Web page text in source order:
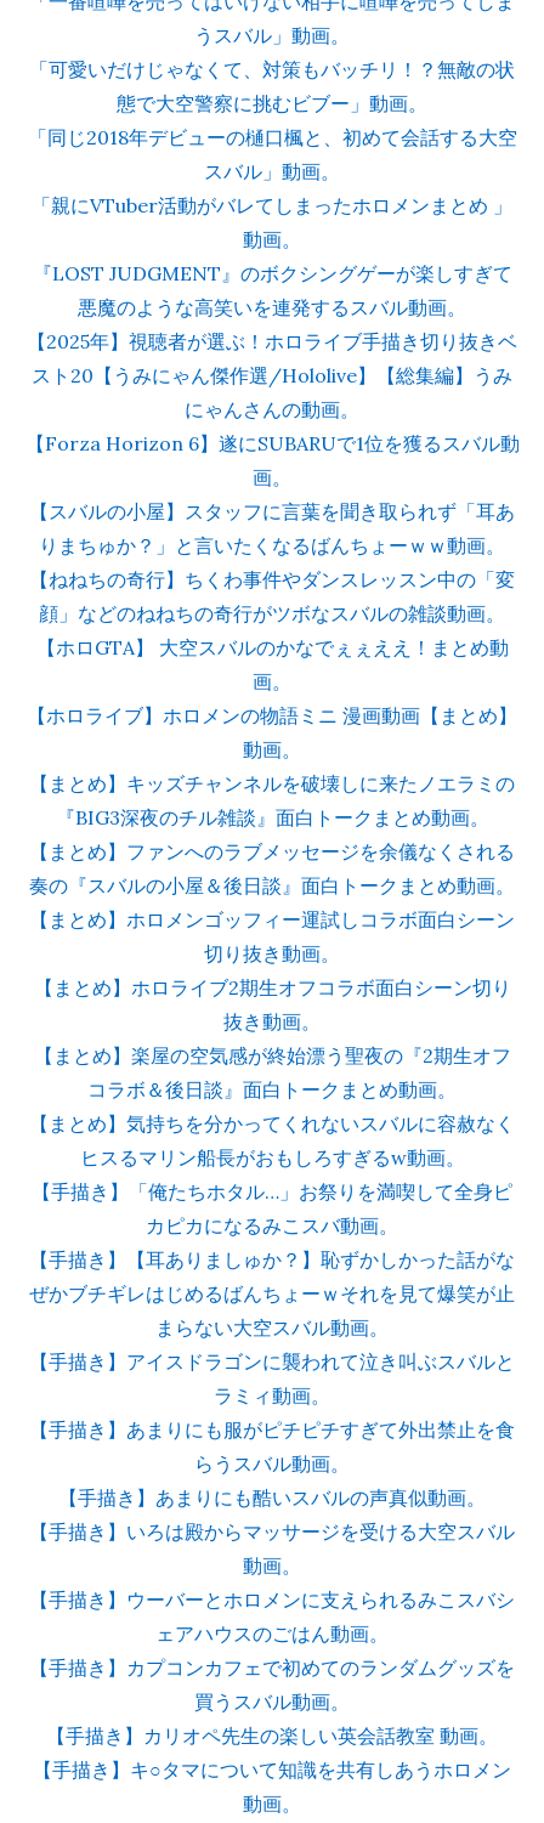
うスバル」動画。
「可愛いだけじゃなくて、対策もバッチリ！？無敵の状
態で大空警察に挑むビブー」動画。
「同じ2018年デビューの樋口楓と、初めて会話する大空
スバル」動画。
「親にVTuber活動がバレてしまったホロメンまとめ 」
動画。
『LOST JUDGMENT』のボクシングゲーが楽しすぎて
悪魔のような高笑いを連発するスバル動画。
【2025年】視聴者が選ぶ！ホロライブ手描き切り抜きベ
スト20【うみにゃん傑作選/Hololive】【総集編】うみ
にゃんさんの動画。
【Forza Horizon 6】遂にSUBARUで1位を獲るスバル動
画。
【スバルの小屋】スタッフに言葉を聞き取られず「耳あ
りまちゅか？」と言いたくなるばんちょーｗｗ動画。
【ねねちの奇行】ちくわ事件やダンスレッスン中の「変
顔」などのねねちの奇行がツボなスバルの雑談動画。
【ホロGTA】 大空スバルのかなでぇぇええ！まとめ動
画。
【ホロライブ】ホロメンの物語ミニ 漫画動画【まとめ】
動画。
【まとめ】キッズチャンネルを破壊しに来たノエラミの
『BIG3深夜のチル雑談』面白トークまとめ動画。
【まとめ】ファンへのラブメッセージを余儀なくされる
奏の『スバルの小屋＆後日談』面白トークまとめ動画。
【まとめ】ホロメンゴッフィー運試しコラボ面白シーン
切り抜き動画。
【まとめ】ホロライブ2期生オフコラボ面白シーン切り
抜き動画。
【まとめ】楽屋の空気感が終始漂う聖夜の『2期生オフ
コラボ＆後日談』面白トークまとめ動画。
【まとめ】気持ちを分かってくれないスバルに容赦なく
ヒスるマリン船長がおもしろすぎるw動画。
【手描き】「俺たちホタル…」お祭りを満喫して全身ピ
カピカになるみこスバ動画。
【手描き】【耳ありましゅか？】恥ずかしかった話がな
ぜかブチギレはじめるばんちょーｗそれを見て爆笑が止
まらない大空スバル動画。
【手描き】アイスドラゴンに襲われて泣き叫ぶスバルと
ラミィ動画。
【手描き】あまりにも服がピチピチすぎて外出禁止を食
らうスバル動画。
【手描き】あまりにも酷いスバルの声真似動画。
【手描き】いろは殿からマッサージを受ける大空スバル
動画。
【手描き】ウーバーとホロメンに支えられるみこスバシ
ェアハウスのごはん動画。
【手描き】カプコンカフェで初めてのランダムグッズを
買うスバル動画。
【手描き】カリオペ先生の楽しい英会話教室 動画。
【手描き】キ○タマについて知識を共有しあうホロメン
動画。